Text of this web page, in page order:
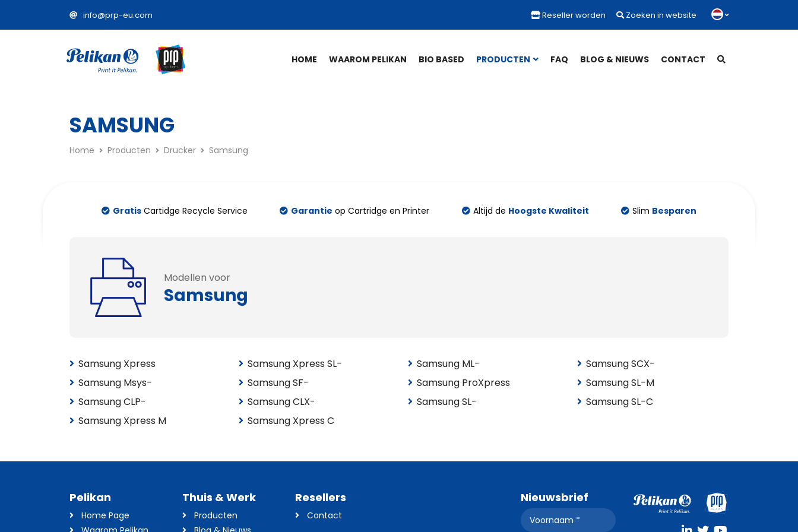
info@prp-eu.com Reseller worden Zoeken in website
HOME WAAROM PELIKAN BIO BASED PRODUCTEN FAQ BLOG & NIEUWS CONTACT
SAMSUNG
Home Producten Drucker Samsung
Gratis Cartidge Recycle Service Garantie op Cartridge en Printer Altijd de Hoogste Kwaliteit Slim Besparen
Modellen voor
Samsung
Samsung Xpress Samsung Xpress SL- Samsung ML-
Samsung SCX-
Samsung Msys-
Samsung SF- Samsung ProXpress
Samsung SL-M
Samsung CLP-
Samsung CLX- Samsung SL-
Samsung SL-C
Samsung Xpress M
Samsung Xpress C
Pelikan
Home Page
Thuis & Werk
Producten
Resellers
Contact
Nieuwsbrief